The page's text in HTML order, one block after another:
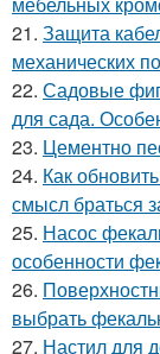
21. Защита
механических
22. Садовые
для сада.
23. Цементно
24. Как
смысл браться
25. Насос
особенности
26.
выбрать
27. Настил для